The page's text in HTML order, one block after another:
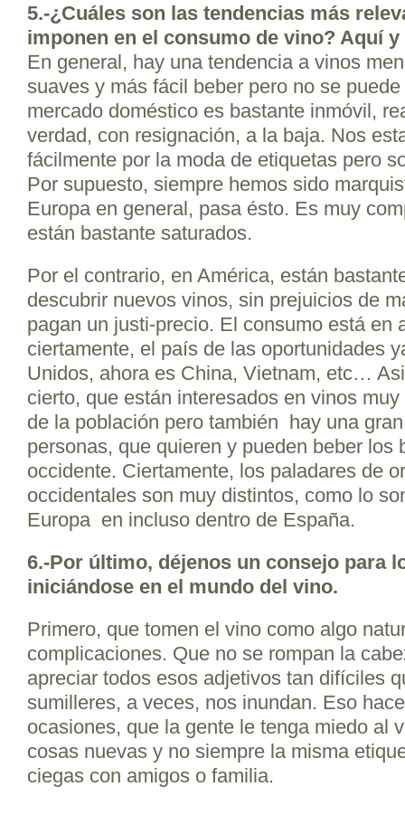
5.-¿Cuáles son las tendencias más
imponen en el consumo de vino? Aquí
En general, hay una tendencia a vinos
suaves y más fácil beber pero no se
mercado doméstico es bastante inmóvil,
verdad, con resignación, a la baja. Nos
fácilmente por la moda de etiquetas pero
Por supuesto, siempre hemos sido
Europa en general, pasa ésto. Es muy
están bastante saturados.
Por el contrario, en América, están
descubrir nuevos vinos, sin prejuicios de
pagan un justi-precio. El consumo está en
ciertamente, el país de las oportunidades
Unidos, ahora es China, Vietnam, etc…
cierto, que están interesados en vinos
de la población pero también hay una
personas, que quieren y pueden beber los
occidente. Ciertamente, los paladares de
occidentales son muy distintos, como lo
Europa en incluso dentro de España.
6.-Por último, déjenos un consejo para
iniciándose en el mundo del vino.
Primero, que tomen el vino como algo
complicaciones. Que no se rompan la
apreciar todos esos adjetivos tan difíciles
sumilleres, a veces, nos inundan. Eso
ocasiones, que la gente le tenga miedo al
cosas nuevas y no siempre la misma
ciegas con amigos o familia.